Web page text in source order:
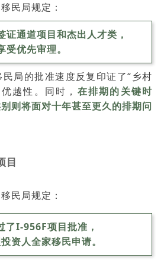
民局规定：
证通道项目和杰出人才类，
受优先审理。
局的批准速度反复印证了“乡村
越性。同时， 在排期的关键时
则将面对十年甚至更久的排期问
目
民局规定：
了I-956F项目批准，
资人全家移民申请。